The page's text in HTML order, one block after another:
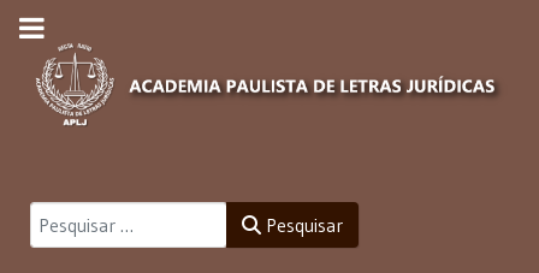
Pesquisar Pesquisar